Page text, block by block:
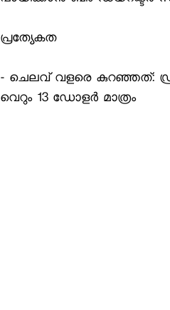
പ്രത്യേകത
- ചെലവ് വളരെ കുറഞ്ഞത്:
വെറും 13 ഡോളര്‍ മാത്രം